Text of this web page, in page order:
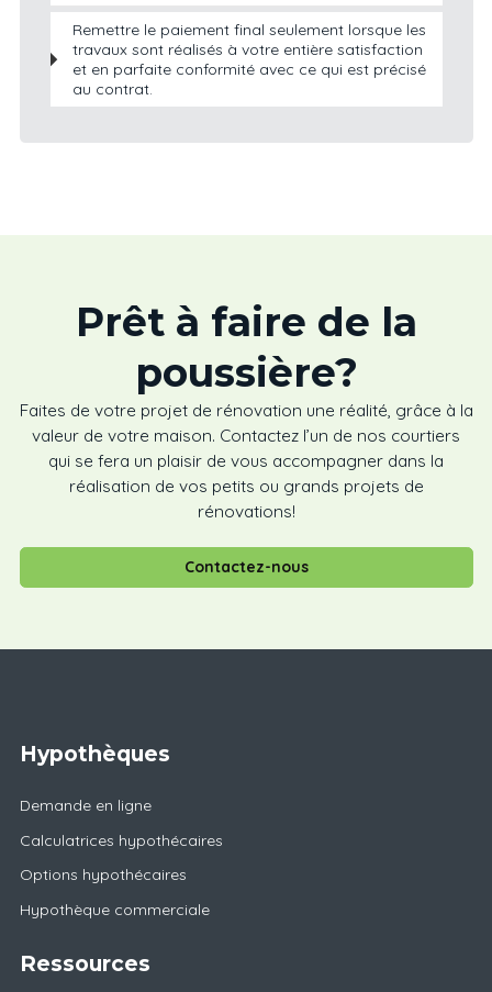
Remettre le paiement final seulement lorsque les
travaux sont réalisés à votre entière satisfaction
et en parfaite conformité avec ce qui est précisé
au contrat.
Prêt à faire de la
poussière?
Faites de votre projet de rénovation une réalité, grâce à la
valeur de votre maison. Contactez l’un de nos courtiers
qui se fera un plaisir de vous accompagner dans la
réalisation de vos petits ou grands projets de
rénovations!
Contactez-nous
Hypothèques
Demande en ligne
Calculatrices hypothécaires
Options hypothécaires
Hypothèque commerciale
Ressources